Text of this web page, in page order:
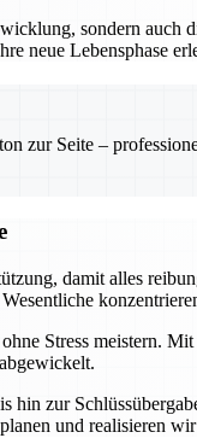
sondern auch
neue Lebensphase
zur Seite –
damit alles
Stress meistern.
hin zur
und realisieren